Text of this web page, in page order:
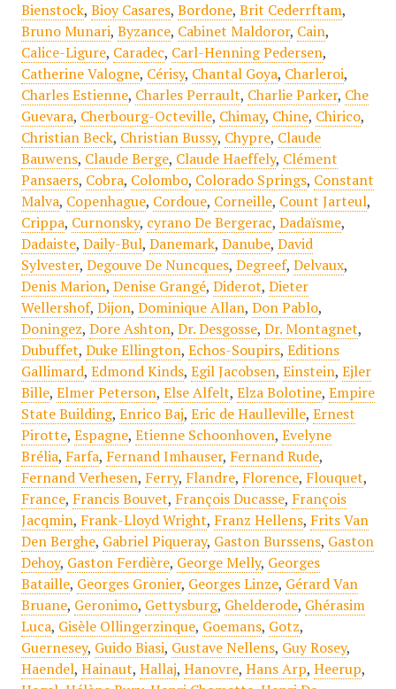
Bienstock, Bioy Casares, Bordone, Brit Cederrftam,
Bruno Munari, Byzance, Cabinet Maldoror, Cain,
Calice-Ligure, Caradec, Carl-Henning Pedersen,
Catherine Valogne, Cérisy, Chantal Goya, Charleroi,
Charles Estienne, Charles Perrault, Charlie Parker, Che
Guevara, Cherbourg-Octeville, Chimay, Chine, Chirico,
Christian Beck, Christian Bussy, Chypre, Claude
Bauwens, Claude Berge, Claude Haeffely, Clément
Pansaers, Cobra, Colombo, Colorado Springs, Constant
Malva, Copenhague, Cordoue, Corneille, Count Jarteul,
Crippa, Curnonsky, cyrano De Bergerac, Dadaïsme,
Dadaiste, Daily-Bul, Danemark, Danube, David
Sylvester, Degouve De Nuncques, Degreef, Delvaux,
Denis Marion, Denise Grangé, Diderot, Dieter
Wellershof, Dijon, Dominique Allan, Don Pablo,
Doningez, Dore Ashton, Dr. Desgosse, Dr. Montagnet,
Dubuffet, Duke Ellington, Echos-Soupirs, Editions
Gallimard, Edmond Kinds, Egil Jacobsen, Einstein, Ejler
Bille, Elmer Peterson, Else Alfelt, Elza Bolotine, Empire
State Building, Enrico Baj, Eric de Haulleville, Ernest
Pirotte, Espagne, Etienne Schoonhoven, Evelyne
Brélia, Farfa, Fernand Imhauser, Fernand Rude,
Fernand Verhesen, Ferry, Flandre, Florence, Flouquet,
France, Francis Bouvet, François Ducasse, François
Jacqmin, Frank-Lloyd Wright, Franz Hellens, Frits Van
Den Berghe, Gabriel Piqueray, Gaston Burssens, Gaston
Dehoy, Gaston Ferdière, George Melly, Georges
Bataille, Georges Gronier, Georges Linze, Gérard Van
Bruane, Geronimo, Gettysburg, Ghelderode, Ghérasim
Luca, Gisèle Ollingerzinque, Goemans, Gotz,
Guernesey, Guido Biasi, Gustave Nellens, Guy Rosey,
Haendel, Hainaut, Hallaj, Hanovre, Hans Arp, Heerup,